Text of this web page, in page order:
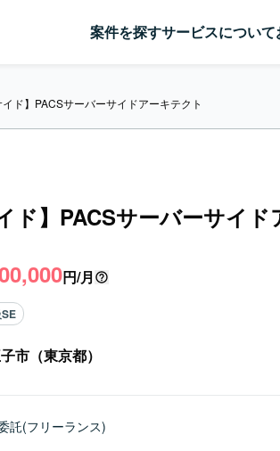
案件を探すサービスについて
イド】PACSサーバーサイドアーキテクト
ド】PACSサーバーサイ
円/月
市（東京都）
託(フリーランス)